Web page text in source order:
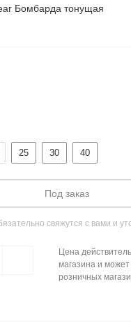
Бомбарда тонущая
25 30 40
Под заказ
свяжутся с вами и
Цена
магазина и
розничных